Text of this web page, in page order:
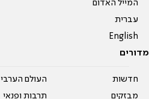
המייל האדום
עברית
English
מדורים
חדשות
מבזקים
העולם הערבי
תרבות ופנאי